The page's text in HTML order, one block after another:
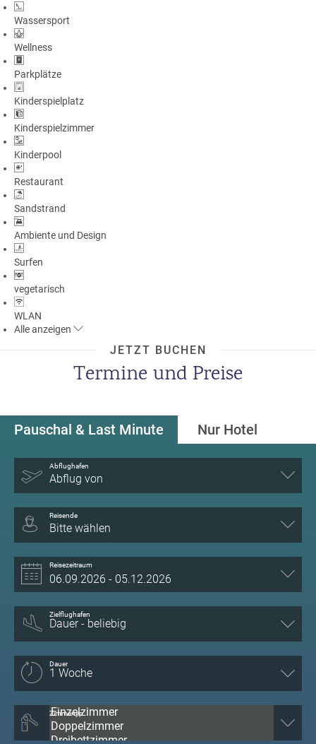
Wassersport
Wellness
Parkplätze
Kinderspielplatz
Kinderspielzimmer
Kinderpool
Restaurant
Sandstrand
Ambiente und Design
Surfen
vegetarisch
WLAN
Alleanzeigen
JETZT BUCHEN
Termine und Preise
Pauschal & Last Minute Nur Hotel
Abflughafen
Abflug von
Reisende
Bitte wählen
Reisezeitraum
Zielflughafen
Dauer
Zimmertyp